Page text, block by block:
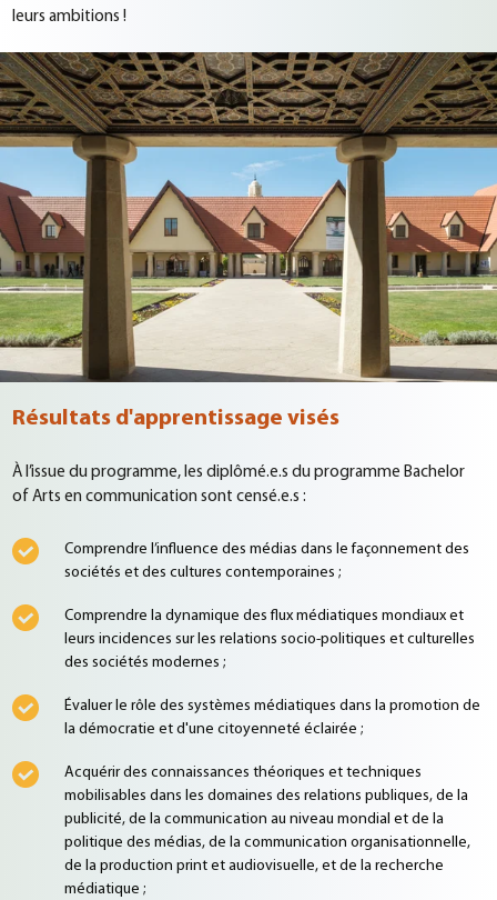
leurs ambitions !
Résultats d'apprentissage visés
À l’issue du programme, les diplômé.e.s du programme Bachelor
of Arts en communication sont censé.e.s :
Comprendre l’influence des médias dans le façonnement des
sociétés et des cultures contemporaines ;
Comprendre la dynamique des flux médiatiques mondiaux et
leurs incidences sur les relations socio-politiques et culturelles
des sociétés modernes ;
Évaluer le rôle des systèmes médiatiques dans la promotion de
la démocratie et d'une citoyenneté éclairée ;
Acquérir des connaissances théoriques et techniques
mobilisables dans les domaines des relations publiques, de la
publicité, de la communication au niveau mondial et de la
politique des médias, de la communication organisationnelle,
de la production print et audiovisuelle, et de la recherche
médiatique ;